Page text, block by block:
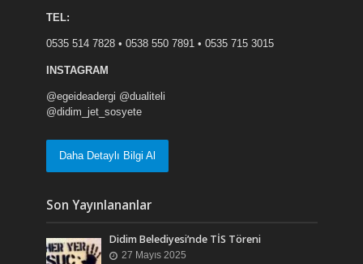
TEL:
0535 514 7828 • 0538 550 7891 • 0535 715 3015
INSTAGRAM
@egeideadergi @dualiteli
@didim_jet_sosyete
Daha Detaylı Bilgi Al
Son Yayınlananlar
Didim Belediyesi’nde TİS Töreni
27 Mayıs 2025